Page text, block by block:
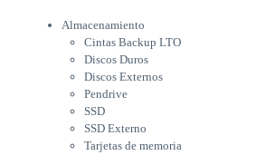
Cámaras
Cargadores
IOT
Pantalla de proyección
Pantallas
Parlantes
Proyectores
Relojes Inteligentes
Almacenamiento
Cintas Backup LTO
Discos Duros
Discos Externos
Pendrive
SSD
SSD Externo
Tarjetas de memoria